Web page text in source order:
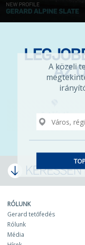
AZ
A közeli
Tetőfedő
RÓLUNK
Gerard tetőfedés
Rólunk
Média